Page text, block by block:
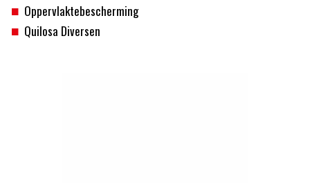
Oppervlaktebescherming
Quilosa Diversen